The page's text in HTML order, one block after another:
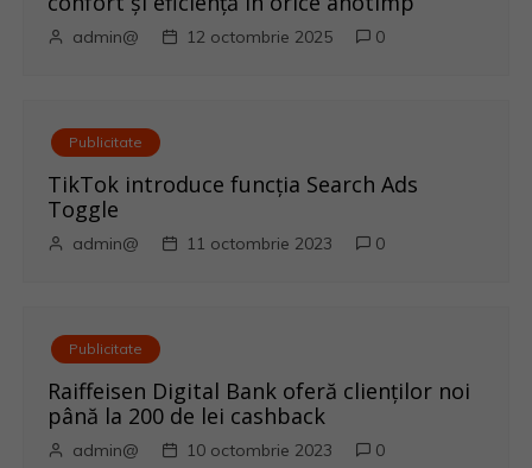
admin@ 12 octombrie 2025 0
Publicitate
TikTok introduce funcția Search Ads
Toggle
admin@ 11 octombrie 2023 0
Publicitate
Raiffeisen Digital Bank oferă clienților noi
până la 200 de lei cashback
admin@ 10 octombrie 2023 0